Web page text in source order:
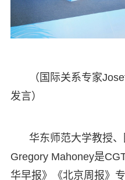
（国际关系专家
发言）
华东师范大学教授
Gregory Mahoney是
华早报》《北京周报》